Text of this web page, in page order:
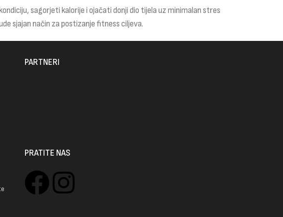
sagorjeti kalorije i ojačati donji dio tijela uz minimalan stres
sjajan način za postizanje fitness ciljeva.
PARTNERI
PRATITE NAS